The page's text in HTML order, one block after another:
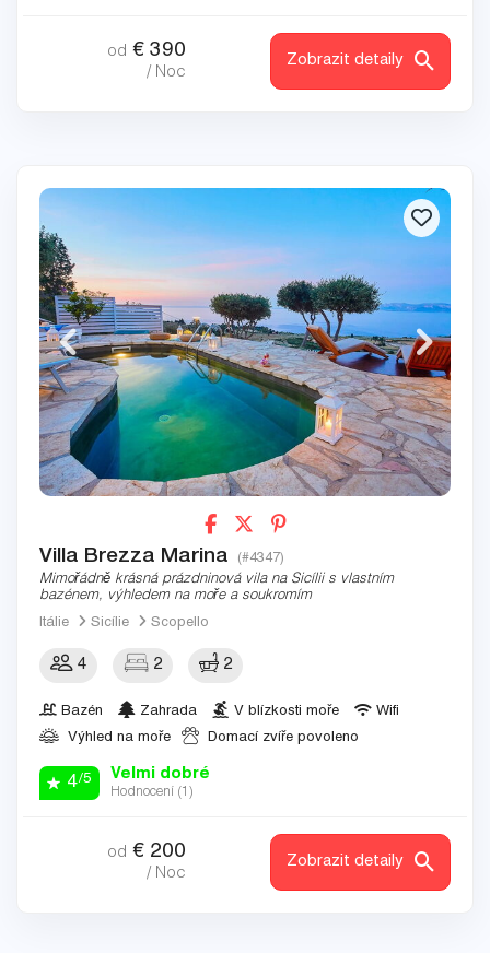
od € 390
/ Noc
Zobrazit detaily
Villa Brezza Marina (#4347)
Mimořádně krásná prázdninová vila na Sicílii s vlastním
bazénem, výhledem na moře a soukromím
Itálie
Sicílie Scopello
4 2 2
Bazén Zahrada V blízkosti moře
Wifi
Výhled na moře
Domací zvíře povoleno
4/5 Velmi dobré
Hodnocení (1 )
od € 200
/ Noc
Zobrazit detaily